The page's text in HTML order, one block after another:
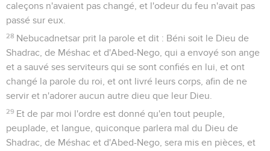
caleçons n'avaient pas changé, et l'odeur du feu n'avait pas
passé sur eux.
28 Nebucadnetsar prit la parole et dit : Béni soit le Dieu de
Shadrac, de Méshac et d'Abed-Nego, qui a envoyé son ange
et a sauvé ses serviteurs qui se sont confiés en lui, et ont
changé la parole du roi, et ont livré leurs corps, afin de ne
servir et n'adorer aucun autre dieu que leur Dieu.
29 Et de par moi l'ordre est donné qu'en tout peuple,
peuplade, et langue, quiconque parlera mal du Dieu de
Shadrac, de Méshac et d'Abed-Nego, sera mis en pièces, et